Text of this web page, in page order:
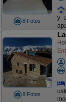
8 Fotos
y
8 Fotos